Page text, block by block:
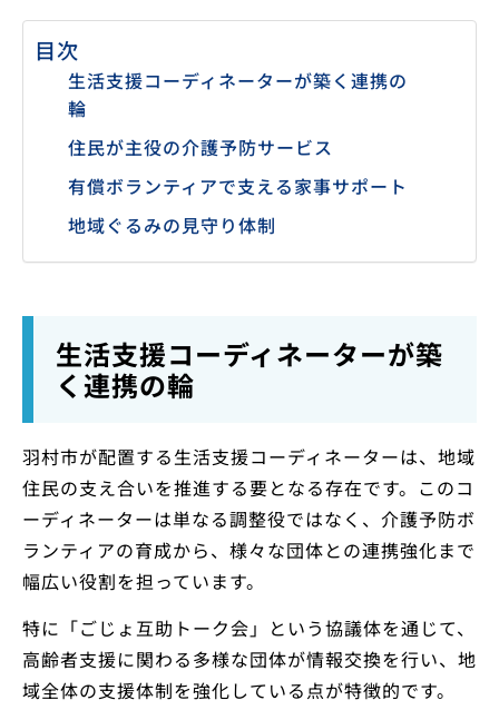
目次
生活支援コーディネーターが築く連携の
輪
住民が主役の介護予防サービス
有償ボランティアで支える家事サポート
地域ぐるみの見守り体制
生活支援コーディネーターが築
く連携の輪
羽村市が配置する生活支援コーディネーターは、地域
住民の支え合いを推進する要となる存在です。このコ
ーディネーターは単なる調整役ではなく、介護予防ボ
ランティアの育成から、様々な団体との連携強化まで
幅広い役割を担っています。
特に「ごじょ互助トーク会」という協議体を通じて、
高齢者支援に関わる多様な団体が情報交換を行い、地
域全体の支援体制を強化している点が特徴的です。